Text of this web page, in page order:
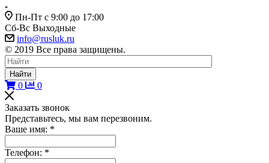
Пн-Пт с 9:00 до 17:00
Сб-Вс Выходные
info@rusluk.ru
© 2019 Все права защищены.
Найти
0 0
Заказать звонок
Представьтесь, мы вам перезвоним.
Ваше имя: *
Телефон: *